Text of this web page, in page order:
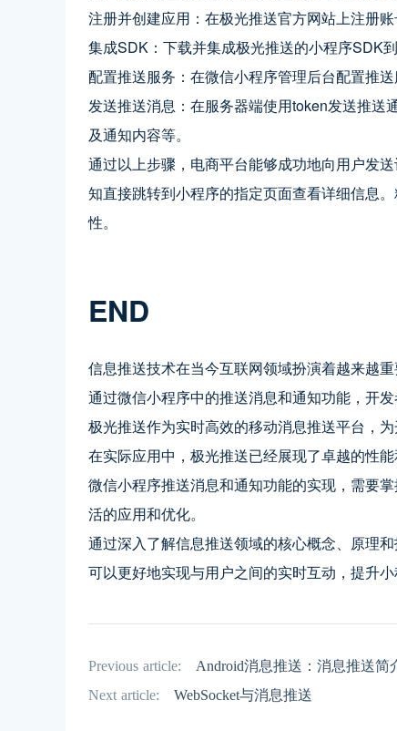
注册并创建应用：在极光推送官方网站上注册
集成SDK：下载并集成极光推送的小程序SDK到
配置推送服务：在微信小程序管理后台配置推送
发送推送消息：在服务器端使用token发送推送
及通知内容等。
通过以上步骤，电商平台能够成功地向用户发
知直接跳转到小程序的指定页面查看详细信息
性。
END
信息推送技术在当今互联网领域扮演着越来越重
通过微信小程序中的推送消息和通知功能，开
极光推送作为实时高效的移动消息推送平台，
在实际应用中，极光推送已经展现了卓越的性能
微信小程序推送消息和通知功能的实现，需要
活的应用和优化。
通过深入了解信息推送领域的核心概念、原理
可以更好地实现与用户之间的实时互动，提升小
Previous article:
Android消息推送：消息推送简
Next article:
WebSocket与消息推送